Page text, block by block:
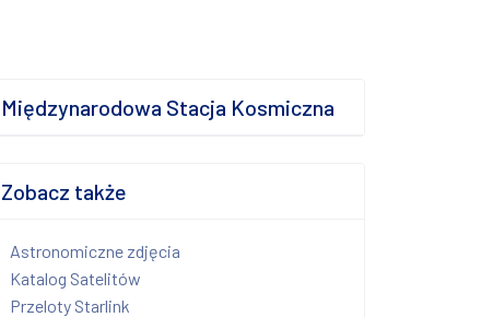
Międzynarodowa Stacja Kosmiczna
Zobacz także
Astronomiczne zdjęcia
Katalog Satelitów
Przeloty Starlink